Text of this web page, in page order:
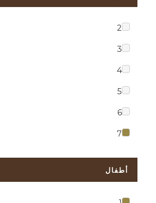
2
3
4
5
6
7
أطفال